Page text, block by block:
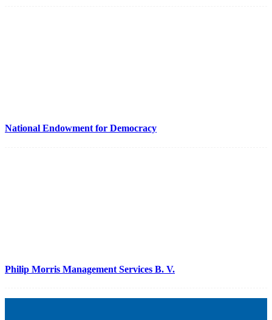
National Endowment for Democracy
Philip Morris Management Services B. V.